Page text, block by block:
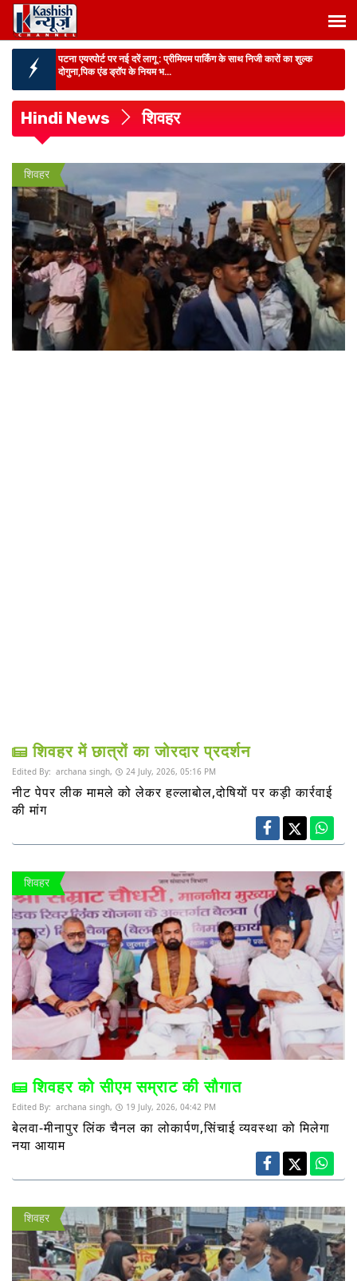
पटना एयरपोर्ट पर नई दरें लागू :प्रीमियम पार्किंग के साथ निजी कारों का शुल्क
दोगुना,पिक एंड ड्रॉप के नियम भ...
अगस्त तक पात्र परिवारों को मिलेगा लाभ...
BIHAR NEWS :प्रीमियम पार्किंग के साथ पटना एयरपोर्ट पर नई दरें लागू, निजी
BIG BREAKING :
पटना-सरमेरा NH पर भीषण सड़क हादसा, ट्रक ने ऑटो को
रौंदा, एक ही परिवार के 3 ...
BIG NEWS : मुंगेर में ED की बड़ी कार्रवाई, करोड़ों की निवेश धोखाधड़ी मामले में
छापेमार...
BIHAR NEWS :
पाटलिपुत्र ग्रीनफील्ड टाउनशिप बनेगी निवेश और रोजगार का
नया केंद्र, IT से ले...
Hindi News शिवहर
शिवहर
शिवहर में छात्रों का जोरदार प्रदर्शन
Edited By: archana singh, 24 July, 2026, 05:16 PM
नीट पेपर लीक मामले को लेकर हल्लाबोल,दोषियों पर कड़ी कार्रवाई
की मांग
शिवहर
शिवहर को सीएम सम्राट की सौगात
Edited By: archana singh, 19 July, 2026, 04:42 PM
बेलवा-मीनापुर लिंक चैनल का लोकार्पण,सिंचाई व्यवस्था को मिलेगा
नया आयाम
शिवहर